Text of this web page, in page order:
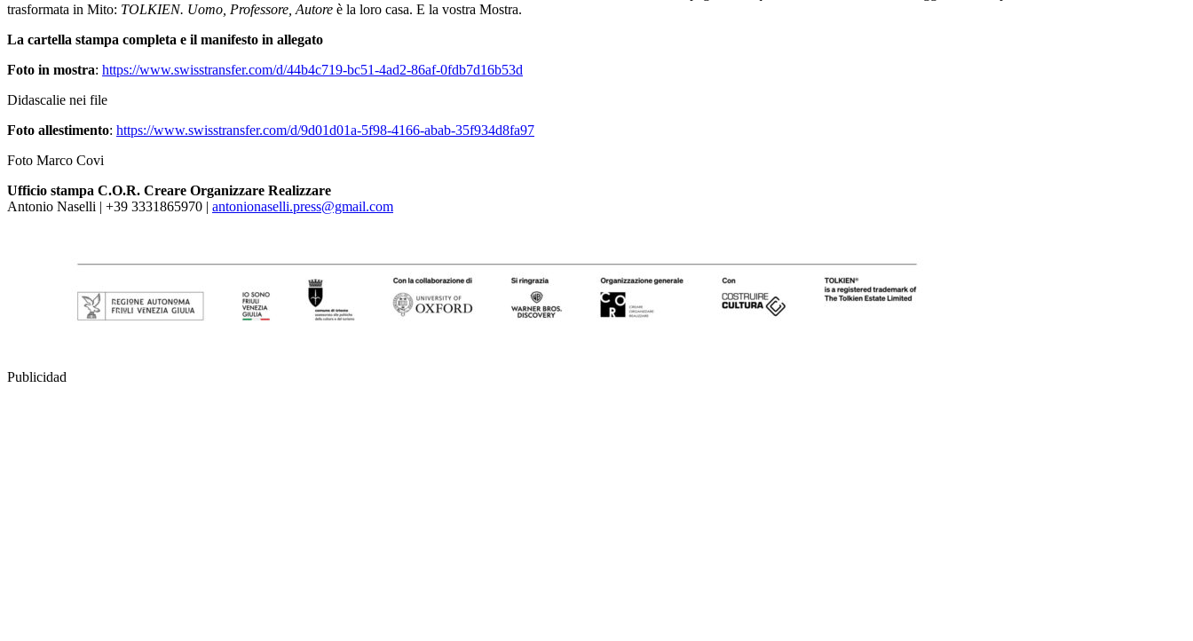
trasformata in Mito: TOLKIEN. Uomo, Professore, Autore è la loro casa. E la vostra Mostra.
La cartella stampa completa e il manifesto in allegato
Foto in mostra: https://www.swisstransfer.com/d/44b4c719-bc51-4ad2-86af-0fdb7d16b53d
Didascalie nei file
Foto allestimento: https://www.swisstransfer.com/d/9d01d01a-5f98-4166-abab-35f934d8fa97
Foto Marco Covi
Ufficio stampa C.O.R. Creare Organizzare Realizzare
Antonio Naselli | +39 3331865970 | antonionaselli.press@gmail.com
Publicidad